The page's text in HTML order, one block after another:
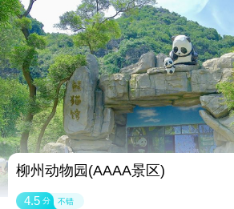
柳州动物园(AAAA景区)
4.5 分 不错
